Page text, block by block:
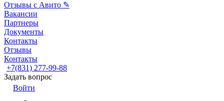
Отзывы с Авито ✎
Вакансии
Партнеры
Документы
Контакты
Отзывы
Контакты
+7(831) 277-99-88
Задать вопрос
Войти